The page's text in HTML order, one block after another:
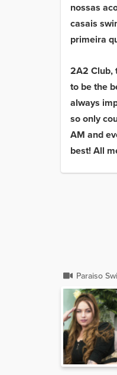
nossas
casais
primeira
2A2 Club,
to be the
always
so only
AM and
best! All
Paraiso